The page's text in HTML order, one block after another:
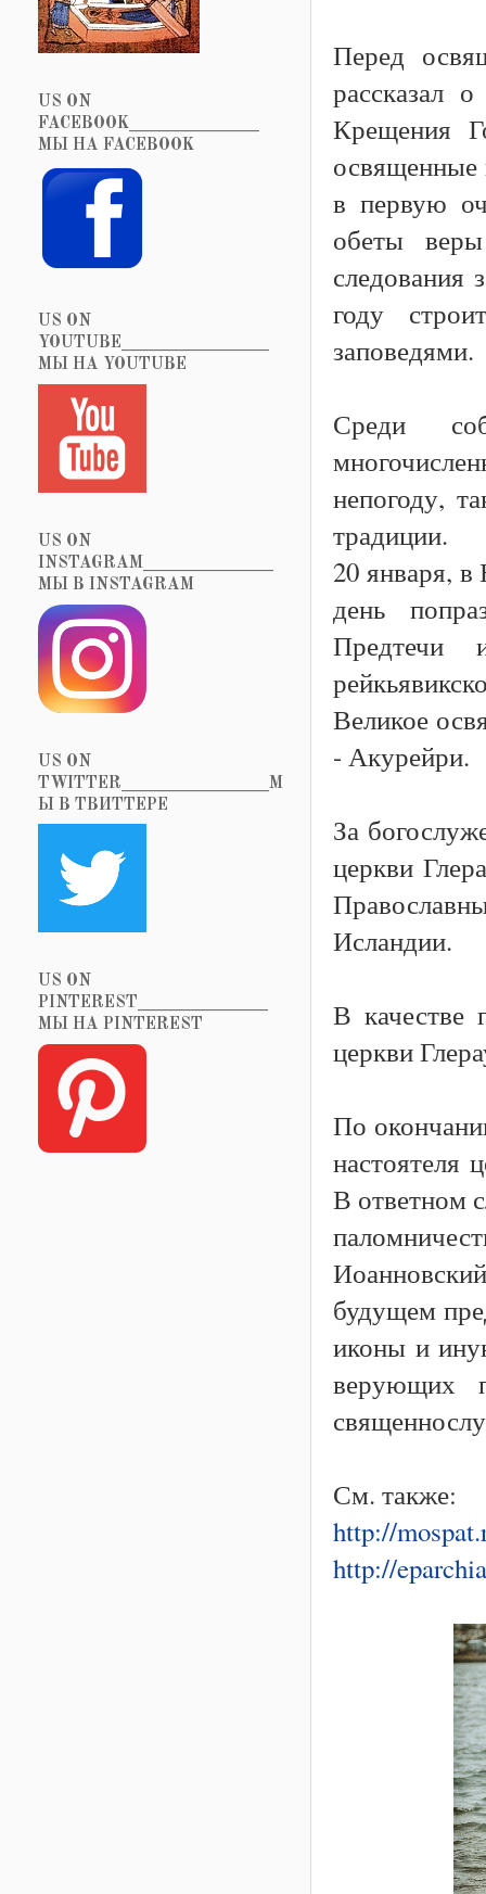
Перед
рассказал
Крещения
освященные
в первую
обеты
году
заповедями.
Среди
непогоду,
традиции.
20 января,
день
Предтечи
Великое
- Акурейри.
За
церкви
Исландии.
В качестве
церкви
По
настоятеля
В ответном
будущем
иконы и
верующих
См. также:
http://
http://
US ON
FACEBOOK_______________
МЫ НА FACEBOOK
US ON
YOUTUBE_________________
МЫ НА YOUTUBE
US ON
INSTAGRAM_______________
МЫ В INSTAGRAM
US ON
TWITTER_________________М
Ы В ТВИТТЕРЕ
US ON
PINTEREST_______________
МЫ НА PINTEREST